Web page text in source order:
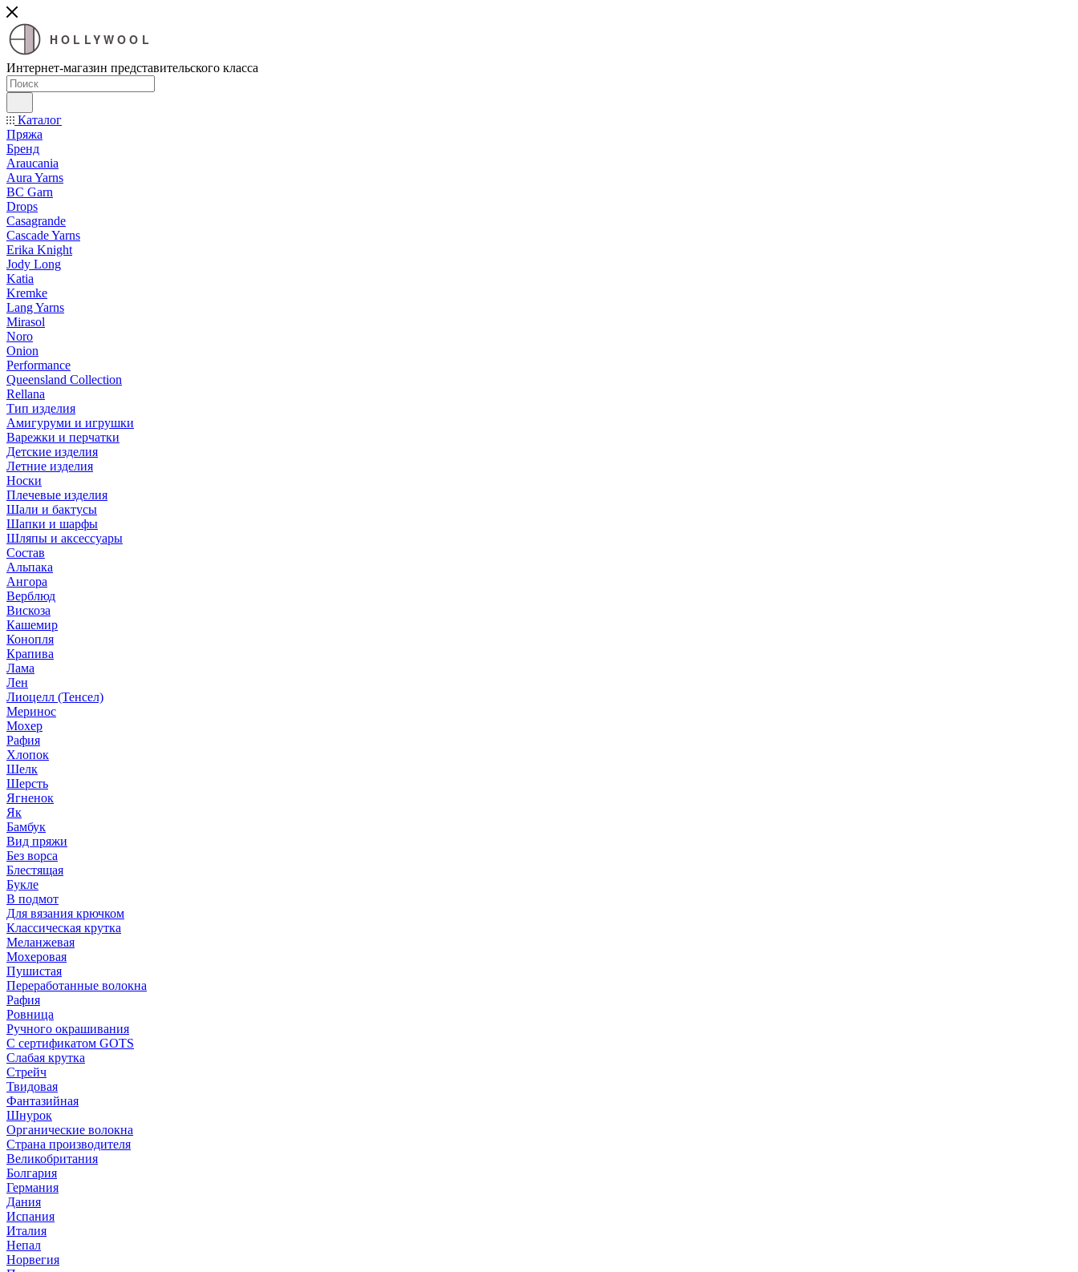
HOLLYWOOL
Интернет-магазин представительского класса
Каталог
Пряжа
Бренд
Araucania
Aura Yarns
BC Garn
Drops
Casagrande
Cascade Yarns
Erika Knight
Jody Long
Katia
Kremke
Lang Yarns
Mirasol
Noro
Onion
Performance
Queensland Collection
Rellana
Тип изделия
Амигуруми и игрушки
Варежки и перчатки
Детские изделия
Летние изделия
Носки
Плечевые изделия
Шали и бактусы
Шапки и шарфы
Шляпы и аксессуары
Состав
Альпака
Ангора
Верблюд
Вискоза
Кашемир
Конопля
Крапива
Лама
Лен
Лиоцелл (Тенсел)
Меринос
Мохер
Рафия
Хлопок
Шелк
Шерсть
Ягненок
Як
Бамбук
Вид пряжи
Без ворса
Блестящая
Букле
В подмот
Для вязания крючком
Классическая крутка
Меланжевая
Мохеровая
Пушистая
Переработанные волокна
Рафия
Ровница
Ручного окрашивания
С сертификатом GOTS
Слабая крутка
Стрейч
Твидовая
Фантазийная
Шнурок
Органические волокна
Страна производителя
Великобритания
Болгария
Германия
Дания
Испания
Италия
Непал
Норвегия